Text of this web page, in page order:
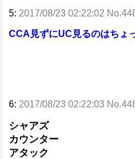
5: 2017/08/23 02:22:02
CCA見ずにUC見るのはちょ
6: 2017/08/23 02:22:03
シャアズ
カウンター
アタック